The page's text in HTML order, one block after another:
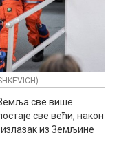
Земља све више
све већи, након
из Земљине